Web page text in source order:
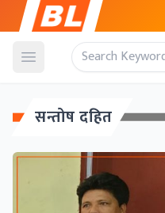
Open menu
सन्तोष दहित